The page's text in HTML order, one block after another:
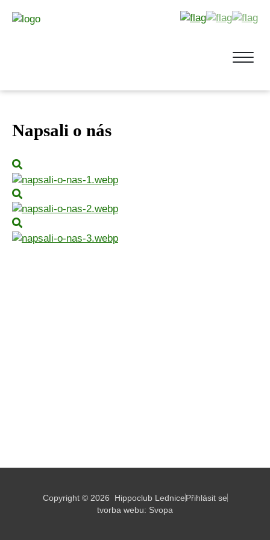
Napsali o nás
Copyright © 2026 Hippoclub LednicePřihlásit se
tvorba webu: Svopa